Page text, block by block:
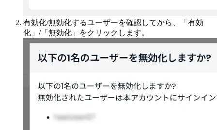
有効化/無効化するユーザーを確認してから、「有効
化」/「無効化」をクリックします。